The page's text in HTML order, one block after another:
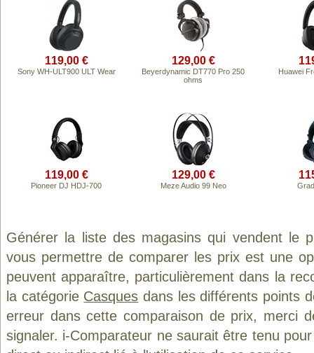
119,00 €
Sony WH-ULT900 ULT Wear
129,00 €
Beyerdynamic DT770 Pro 250
ohms
Huawei
119,00 €
Pioneer DJ HDJ-700
129,00 €
Meze Audio 99 Neo
Générer la liste des magasins qui vendent le
vous permettre de comparer les prix est une
peuvent apparaître, particulièrement dans la
la catégorie Casques dans les différents points
erreur dans cette comparaison de prix, merci
signaler. i-Comparateur ne saurait être tenu